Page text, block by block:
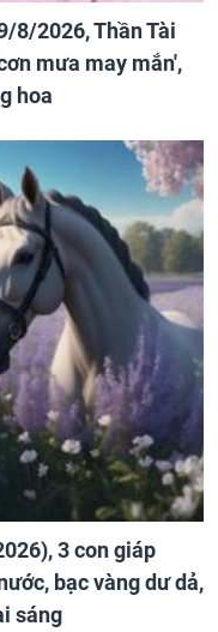
8/2026, Thần Tài
mưa may mắn',
hoa
3 con giáp
bạc vàng dư dả,
sáng